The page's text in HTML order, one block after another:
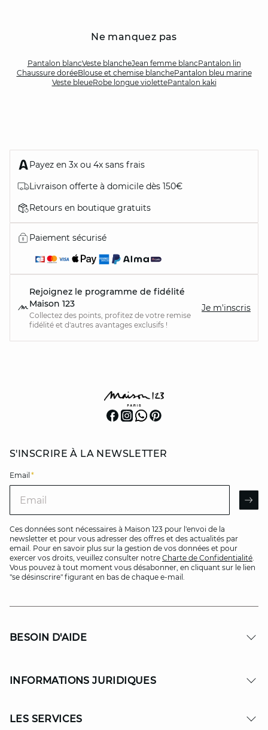
Ne manquez pas
Pantalon blancVeste blancheJean femme blancPantalon lin
Chaussure doréeBlouse et chemise blanchePantalon bleu marine
Veste bleueRobe longue violettePantalon kaki
Payez en 3x ou 4x sans frais
Livraison offerte à domicile dès 150€
Retours en boutique gratuits
Paiement sécurisé
Rejoignez le programme de fidélité
Maison 123
Collectez des points, profitez de votre remise
fidélité et d'autres avantages exclusifs !
Je m'inscris
S'INSCRIRE À LA NEWSLETTER
Email *
Ces données sont nécessaires à Maison 123 pour l'envoi de la
newsletter et pour vous adresser des offres et des actualités par
email. Pour en savoir plus sur la gestion de vos données et pour
exercer vos droits, veuillez consulter notre Charte de Confidentialité.
Vous pouvez à tout moment vous désabonner, en cliquant sur le lien
"se désinscrire" figurant en bas de chaque e-mail.
BESOIN D'AIDE
INFORMATIONS JURIDIQUES
LES SERVICES